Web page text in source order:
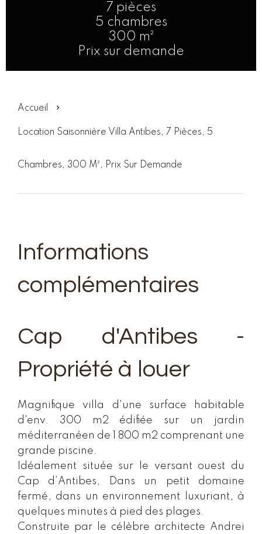
7 pièces
5 chambres
300 m²
Prix sur demande
Accueil
Location Saisonnière Villa Antibes, 7 Pièces, 5
Chambres, 300 M², Prix Sur Demande
Informations
complémentaires
Cap d'Antibes -
Propriété à louer
Magnifique villa d'une surface habitable
d'env. 300 m2 édifiée sur un jardin
méditerranéen de 1 800 m2 comprenant une
grande piscine.
Idéalement située sur le versant ouest du
Cap d’Antibes, Dans un petit domaine
fermé, dans un environnement luxuriant, à
quelques minutes à pied des plages.
Construite par le célèbre architecte Andrei